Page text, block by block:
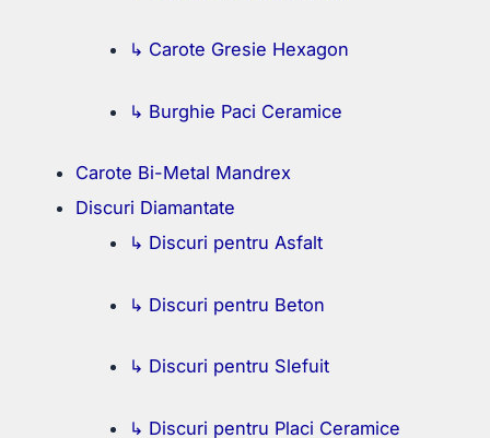
↳ Carote Gresie Hexagon
↳ Burghie Paci Ceramice
Carote Bi-Metal Mandrex
Discuri Diamantate
↳ Discuri pentru Asfalt
↳ Discuri pentru Beton
↳ Discuri pentru Slefuit
↳ Discuri pentru Placi Ceramice